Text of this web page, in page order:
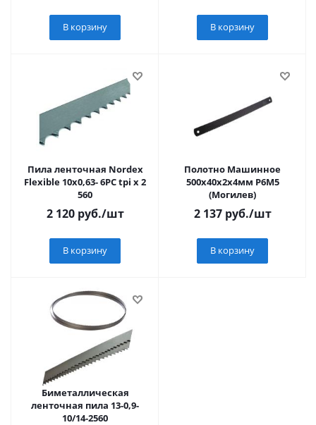
В корзину В корзину
Пила ленточная Nordex
Flexible 10х0,63- 6PC tpi x 2
560
2 120руб./шт
В корзину
Полотно Машинное
500х40х2х4мм Р6М5
(Могилев)
2 137руб./шт
В корзину
Биметаллическая
ленточная пила 13-0,9-
10/14-2560